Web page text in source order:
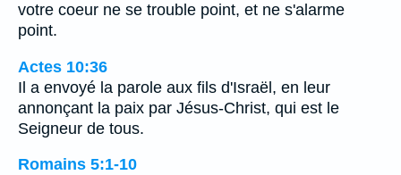
votre coeur ne se trouble point, et ne s'alarme
point.
Actes 10:36
Il a envoyé la parole aux fils d'Israël, en leur
annonçant la paix par Jésus-Christ, qui est le
Seigneur de tous.
Romains 5:1-10